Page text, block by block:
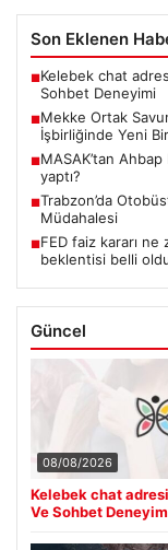
Son Eklenen
■Kelebek chat
Sohbet Deneyimi
■Mekke Ortak
İşbirliğinde Yeni
■MASAK’tan
yaptı?
■Trabzon’da
Müdahalesi
■FED faiz kararı ne
beklentisi belli
Güncel
08/08/2026
Kelebek chat
Ve Sohbet